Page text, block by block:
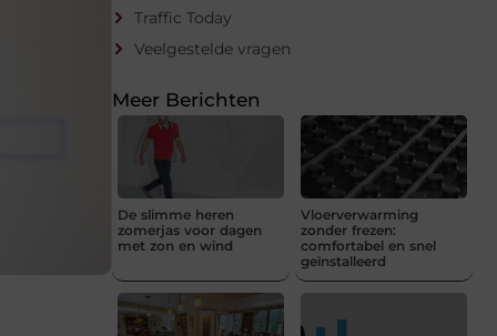
Traffic Today
Veelgestelde vragen
Meer Berichten
De slimme heren
zomerjas voor dagen
met zon en wind
Vloerverwarming
zonder frezen:
comfortabel en snel
geïnstalleerd